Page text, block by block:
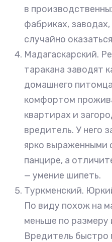
в
фабриках,
случайно
Мадагаскарский.
таракана заводят
домашнего
комфортом
квартирах и
вредитель. У него
ярко выраженными
панцире, а
— умение шипеть.
Туркменский.
По виду похож на
меньше по
Вредитель быстро